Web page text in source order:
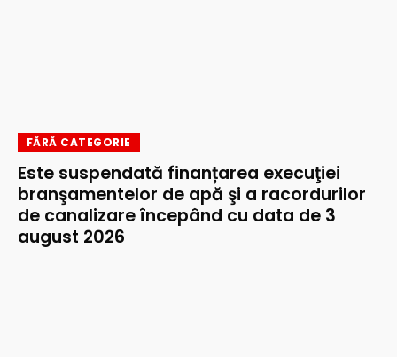
FĂRĂ CATEGORIE
Este suspendată finanțarea execuţiei
branşamentelor de apă şi a racordurilor
de canalizare începând cu data de 3
august 2026